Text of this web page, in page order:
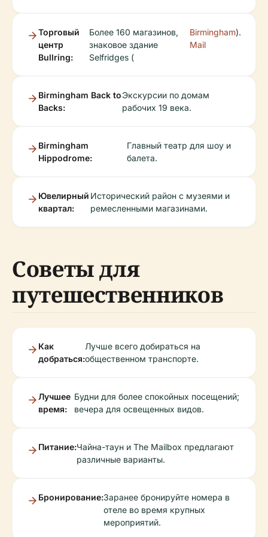
Торговый
центр
Bullring:
Более 160 магазинов,
знаковое здание
Selfridges (
Birmingham
Mail
).
Birmingham Back to
Backs:
Экскурсии по домам
рабочих 19 века.
Birmingham
Hippodrome:
Главный театр для шоу и
балета.
Ювелирный
квартал:
Исторический район с музеями и
ремесленными магазинами.
Советы для
путешественников
Как
добраться:
Лучше всего добираться на
общественном транспорте.
Лучшее
время:
Будни для более спокойных посещений;
вечера для освещенных видов.
Питание:Чайна-таун и The Mailbox предлагают
различные варианты.
Бронирование:Заранее бронируйте номера в
отеле во время крупных
мероприятий.